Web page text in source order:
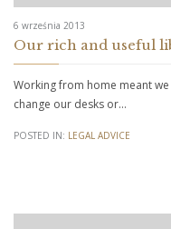
6 września 2013
Our rich and useful
Working from home meant
change our desks or…
POSTED IN: LEGAL ADVICE